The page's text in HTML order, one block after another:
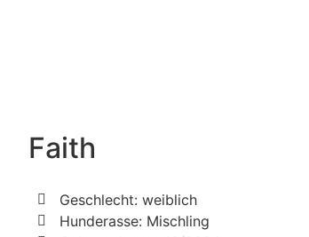
Faith
Geschlecht: weiblich
Hunderasse: Mischling